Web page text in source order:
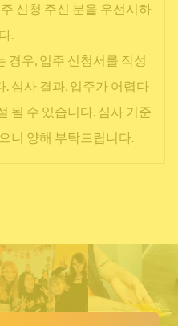
신청 주신 분을 우선시하
.
경우, 입주 신청서를 작성
심사 결과, 입주가 어렵다
될 수 있습니다. 심사 기준
니 양해 부탁드립니다.